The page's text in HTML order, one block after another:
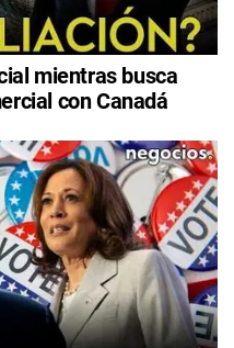
mientras busca
con Canadá